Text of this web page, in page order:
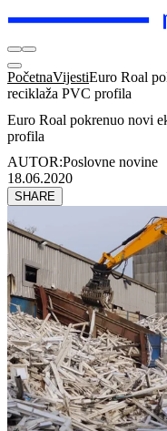
PočetnaVijestiEuro Roal
reciklaža PVC profila
Euro Roal pokrenuo novi
profila
AUTOR:Poslovne novine
18.06.2020
SHARE